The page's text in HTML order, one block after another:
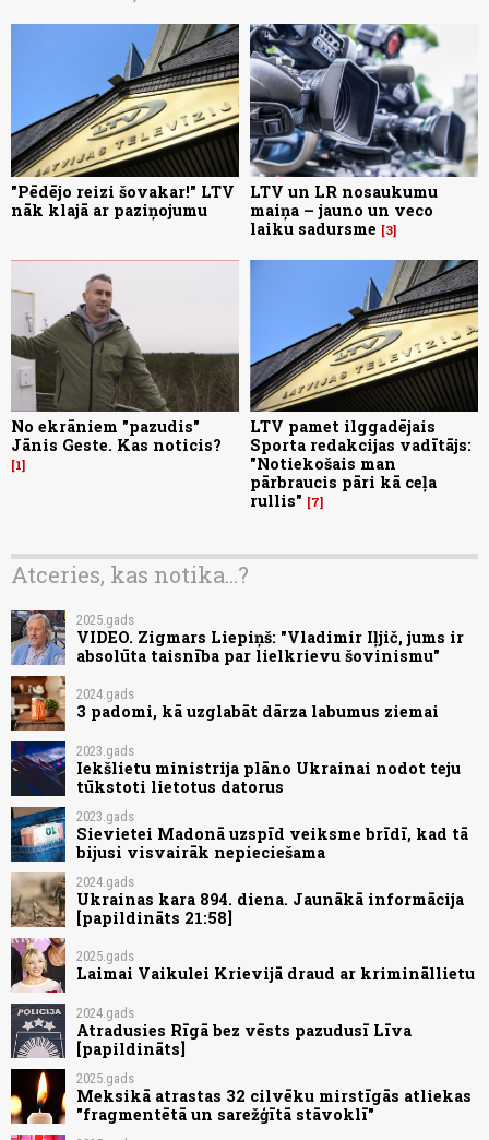
"Pēdējo reizi šovakar!" LTV
nāk klajā ar paziņojumu
LTV un LR nosaukumu
maiņa – jauno un veco
laiku sadursme
3
No ekrāniem "pazudis"
Jānis Geste. Kas noticis?
1
LTV pamet ilggadējais
Sporta redakcijas vadītājs:
"Notiekošais man
pārbraucis pāri kā ceļa
rullis"
7
Atceries, kas notika...?
2025.gads
VIDEO. Zigmars Liepiņš: "Vladimir Iļjič, jums ir
absolūta taisnība par lielkrievu šovinismu"
2024.gads
3 padomi, kā uzglabāt dārza labumus ziemai
2023.gads
Iekšlietu ministrija plāno Ukrainai nodot teju
tūkstoti lietotus datorus
2023.gads
Sievietei Madonā uzspīd veiksme brīdī, kad tā
bijusi visvairāk nepieciešama
2024.gads
Ukrainas kara 894. diena. Jaunākā informācija
[papildināts 21:58]
2025.gads
Laimai Vaikulei Krievijā draud ar krimināllietu
2024.gads
Atradusies Rīgā bez vēsts pazudusī Līva
[papildināts]
2025.gads
Meksikā atrastas 32 cilvēku mirstīgās atliekas
"fragmentētā un sarežģītā stāvoklī"